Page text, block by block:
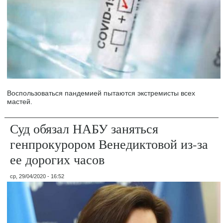
Воспользоваться пандемией пытаются экстремисты всех
мастей.
Суд обязал НАБУ заняться
генпрокурором Венедиктовой из-за
ее дорогих часов
ср, 29/04/2020 - 16:52